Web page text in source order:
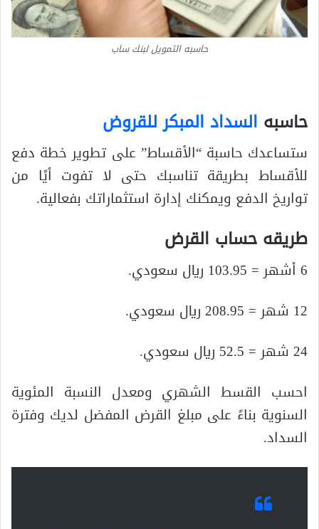
حاسبه التمويل لبنك ساب
حاسبه السداد المبكر للقروض
ستساعدك حاسبة “الأقساط” على تطوير خطة دفع
للأقساط بطريقة تناسبك حتى لا تفوت أيًا من
تواريخ الدفع ويمكنك إدارة استثماراتك بفعالية.
طريقه حساب القرض
6 أشهر = 103.95 ريال سعودي.
12 شهر = 208.95 ريال سعودي.
24 شهر = 52.5 ريال سعودي.
احسب القسط الشهري ومعدل النسبة المئوية
السنوية بناءً على مبلغ القرض المفضل لديك وفترة
السداد.